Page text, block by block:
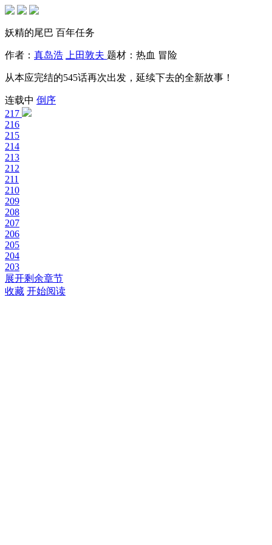
妖精的尾巴 百年任务
作者： 真岛浩 上田敦夫 题材： 热血 冒险
从本应完结的545话再次出发，延续下去的全新故事！
连载中 倒序
217
216
215
214
213
212
211
210
209
208
207
206
205
204
203
展开剩余章节
收藏 开始阅读